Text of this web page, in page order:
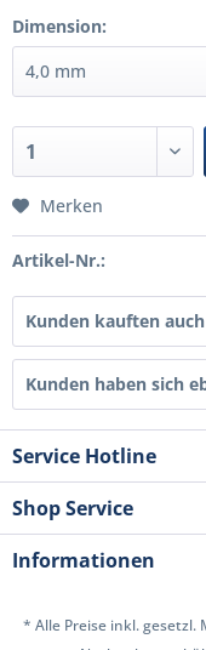
Dimension:
Merken
Artikel-Nr.:
Kunden kauften auch
Kunden haben sich
Service Hotline
Shop Service
Informationen
* Alle Preise inkl.